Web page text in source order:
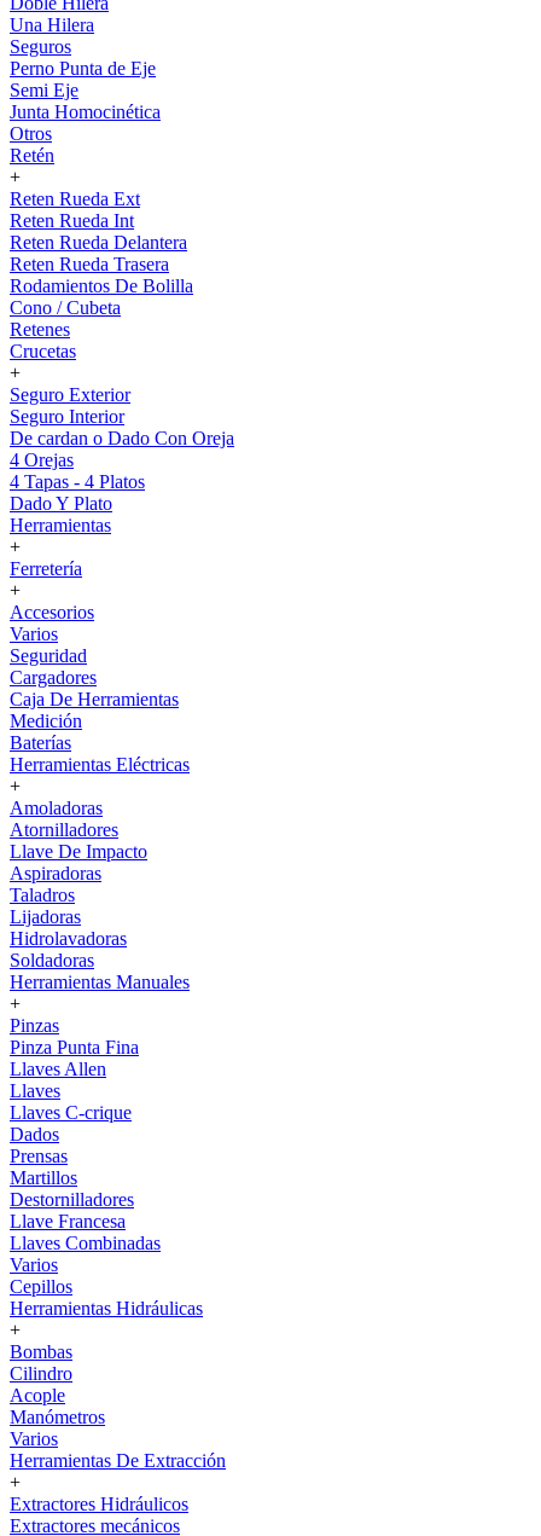
Una Hilera
Seguros
Perno Punta de Eje
Semi Eje
Junta Homocinética
Otros
Retén
+
Reten Rueda Ext
Reten Rueda Int
Reten Rueda Delantera
Reten Rueda Trasera
Rodamientos De Bolilla
Cono / Cubeta
Retenes
Crucetas
+
Seguro Exterior
Seguro Interior
De cardan o Dado Con Oreja
4 Orejas
4 Tapas - 4 Platos
Dado Y Plato
Herramientas
+
Ferretería
+
Accesorios
Varios
Seguridad
Cargadores
Caja De Herramientas
Medición
Baterías
Herramientas Eléctricas
+
Amoladoras
Atornilladores
Llave De Impacto
Aspiradoras
Taladros
Lijadoras
Hidrolavadoras
Soldadoras
Herramientas Manuales
+
Pinzas
Pinza Punta Fina
Llaves Allen
Llaves
Llaves C-crique
Dados
Prensas
Martillos
Destornilladores
Llave Francesa
Llaves Combinadas
Varios
Cepillos
Herramientas Hidráulicas
+
Bombas
Cilindro
Acople
Manómetros
Varios
Herramientas De Extracción
+
Extractores Hidráulicos
Extractores mecánicos